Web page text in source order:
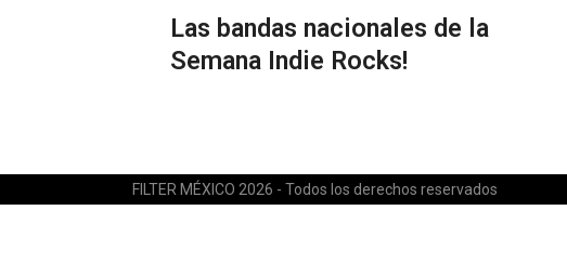
Las bandas nacionales de la
Semana Indie Rocks!
FILTER MÉXICO 2026 - Todos los derechos reservados